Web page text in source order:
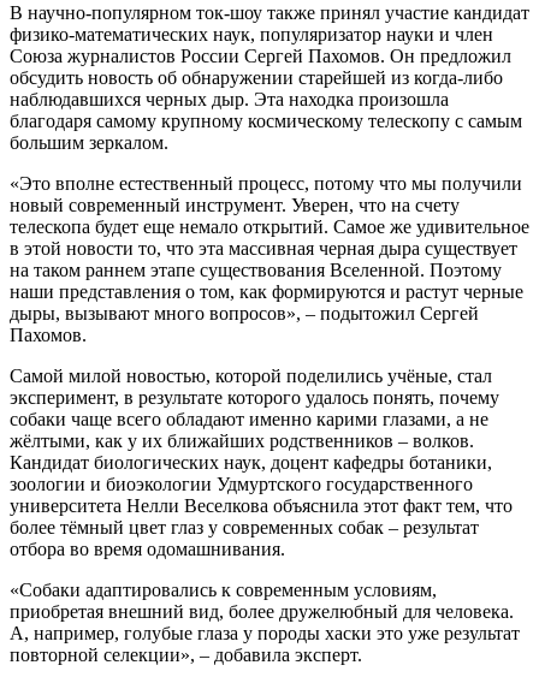
В научно-популярном ток-шоу также принял участие кандидат
физико-математических наук, популяризатор науки и член
Союза журналистов России Сергей Пахомов. Он предложил
обсудить новость об обнаружении старейшей из когда-либо
наблюдавшихся черных дыр. Эта находка произошла
благодаря самому крупному космическому телескопу с самым
большим зеркалом.
«Это вполне естественный процесс, потому что мы получили
новый современный инструмент. Уверен, что на счету
телескопа будет еще немало открытий. Самое же удивительное
в этой новости то, что эта массивная черная дыра существует
на таком раннем этапе существования Вселенной. Поэтому
наши представления о том, как формируются и растут черные
дыры, вызывают много вопросов», – подытожил Сергей
Пахомов.
Самой милой новостью, которой поделились учёные, стал
эксперимент, в результате которого удалось понять, почему
собаки чаще всего обладают именно карими глазами, а не
жёлтыми, как у их ближайших родственников – волков.
Кандидат биологических наук, доцент кафедры ботаники,
зоологии и биоэкологии Удмуртского государственного
университета Нелли Веселкова объяснила этот факт тем, что
более тёмный цвет глаз у современных собак – результат
отбора во время одомашнивания.
«Собаки адаптировались к современным условиям,
приобретая внешний вид, более дружелюбный для человека.
А, например, голубые глаза у породы хаски это уже результат
повторной селекции», – добавила эксперт.